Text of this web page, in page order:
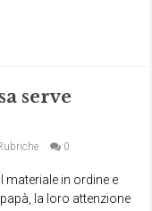
serve
0
materiale in ordine e
la loro attenzione